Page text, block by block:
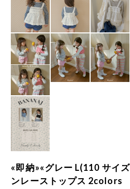
«即納»«グレー L(110 サイ
ンレーストップス 2colors